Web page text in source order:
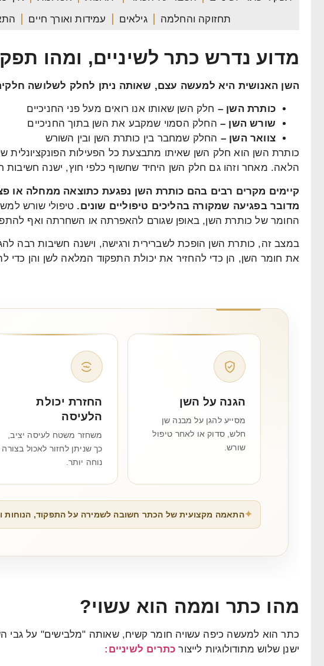
תחזוקה והחלמה
גילאים עמידות ואורך חיים
מדוע נדרש כתר לשיניים, ומהו
השן האנושית היא למעשה עצם, שאותה ניתן לחלק לשלושה
כותרת השן – חלק השן שאותו אנו רואים מעל פני החניכיים
שורש השן – החלק הסמוי שמקבע את השן בתוך החניכיים
צוואר השן – החלק שמחבר בין כותרת השן ובין השורש
כותרת השן הוא חלק השן שאיתו מתבצעת כל הפעילות הפונקציונלית
הלאה. מאחר וזהו גם חלק השן היחיד שחשוף כלפי חוץ, ישנה
קיימים מקרים רבים בהם כותרת השן נפגעת כתוצאה ממחלה או
מדובר בפגיעה שמקורה בהליכים טיפוליים שונים. טיפולי שורש
החומר של כותרת השן, באופן שגורם להאפרתה או השחרתה ואף
במצב זה, כותרת השן הופכת לשברירית ורגישה, וישנה חשיבות רבה
את חומר השן, הן כדי להחזיר את יכולת התפקוד המלאה לשן והן
הגנה על השן
מסייע להגן על מבנה שן
חלש, סדוק או לאחר טיפול
שורש.
החזרת יכולת
הלעיסה
משחזר משטח לעיסה יציב,
כך שניתן לחזור לאכול בצורה
נוחה יותר.
התאמה מקצועית של הכתר חשובה לשמירה על התפקוד, הנוחות
מהו כתר וממה הוא עשוי?
כתר הוא למעשה כיפה עשויה חומר קשיח, שאותה "מלבישים" על גבי
ישנן שלוש מתודולוגיות לייצור כתרים לשיניים: